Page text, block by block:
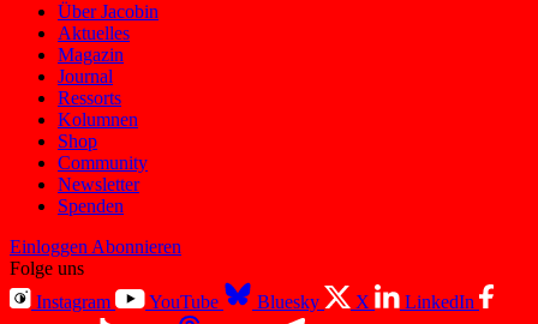
Über Jacobin
Aktuelles
Magazin
Journal
Ressorts
Kolumnen
Shop
Community
Newsletter
Spenden
Einloggen Abonnieren
Folge uns
Instagram
YouTube Bluesky X
LinkedIn